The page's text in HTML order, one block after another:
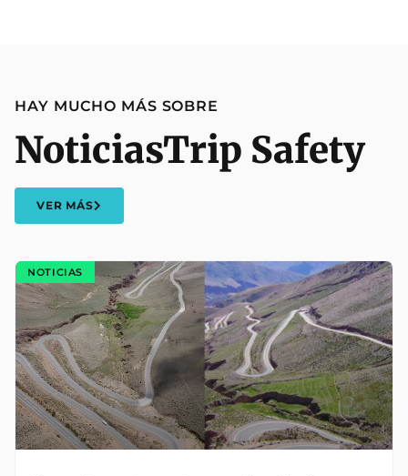
HAY MUCHO MÁS SOBRE
NoticiasTrip Safety
VER MÁS
NOTICIAS